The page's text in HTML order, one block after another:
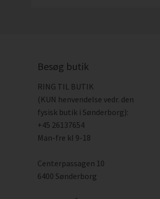
Besøg butik
RING TIL BUTIK
(KUN henvendelse vedr. den
fysisk butik i Sønderborg):
+45 26137654
Man-fre kl 9-18
Centerpassagen 10
6400 Sønderborg